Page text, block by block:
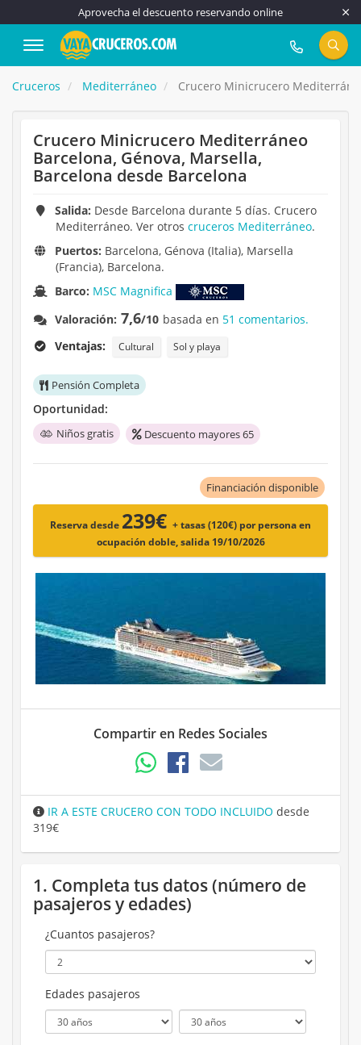
Aprovecha el descuento reservando online
917 815 555
Cruceros Mediterráneo Crucero Minicrucero
Crucero Minicrucero Mediterráneo
Barcelona, Génova, Marsella,
Barcelona desde Barcelona
Salida: Desde Barcelona durante 5 días. Crucero
Mediterráneo. Ver otros cruceros Mediterráneo.
Puertos: Barcelona, Génova (Italia), Marsella
(Francia), Barcelona.
Barco: MSC Magnifica
Valoración: 7,6/10 basada en 51 comentarios.
Ventajas:
Cultural Sol y playa
Pensión Completa
Oportunidad:
Niños gratis Descuento mayores 65
Financiación disponible
Reserva desde 239€ + tasas (120€) por persona en
ocupación doble, salida 19/10/2026
Compartir en Redes Sociales
IR A ESTE CRUCERO CON TODO INCLUIDO desde
319€
1. Completa tus datos (número de
pasajeros y edades)
¿Cuantos pasajeros?
Edades pasajeros